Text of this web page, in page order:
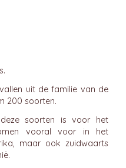
uit de familie van de
200 soorten.
soorten is voor het
vooral voor in het
maar ook zuidwaarts